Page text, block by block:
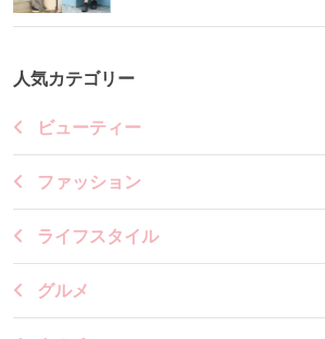
人気カテゴリー
ビューティー
ファッション
ライフスタイル
グルメ